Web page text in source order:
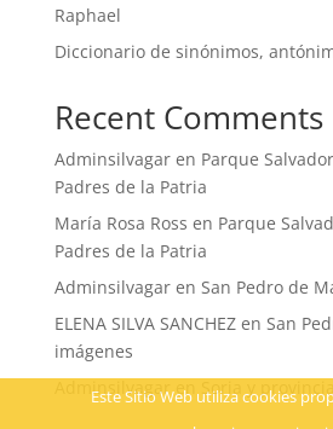
Raphael
Diccionario de sinónimos,
Recent Comments
Adminsilvagaren Parque
Padres de la Patria
María Rosa Ross en Parque
Padres de la Patria
Adminsilvagaren San Pedro de
ELENA SILVA SANCHEZen San
imágenes
Adminsilvagaren Soria y
Este Sitio Web utiliza cookies